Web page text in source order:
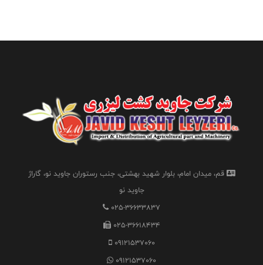
قم، میدان امام، بلوار شهید بهشتی، جنب رستوران جاوید نو، گاراژ
جاوید نو
025-36633837
025-36618434
09121537060
09121537060